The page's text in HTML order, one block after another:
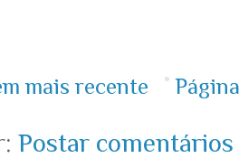
mais recente
Postar